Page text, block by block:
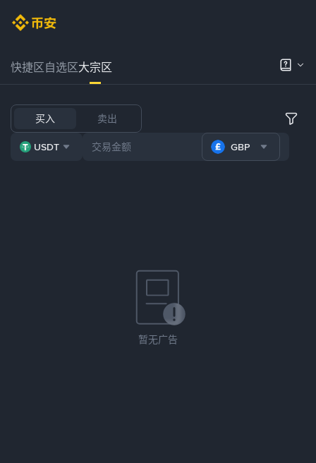
快捷区自选区大宗区
买入 卖出
USDT GBP
暂无广告